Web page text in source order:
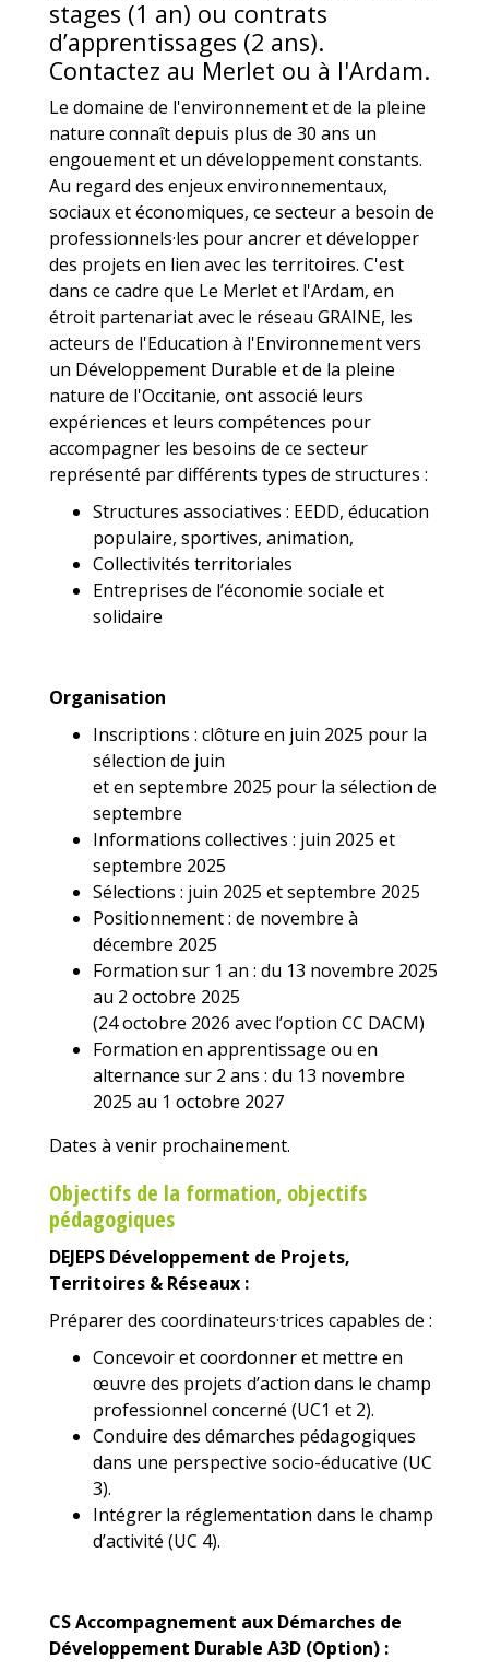
stages (1 an) ou contrats
d’apprentissages (2 ans).
Contactez au Merlet ou à l'Ardam.
Le domaine de l'environnement et de la pleine
nature connaît depuis plus de 30 ans un
engouement et un développement constants.
Au regard des enjeux environnementaux,
sociaux et économiques, ce secteur a besoin de
professionnels·les pour ancrer et développer
des projets en lien avec les territoires. C'est
dans ce cadre que Le Merlet et l'Ardam, en
étroit partenariat avec le réseau GRAINE, les
acteurs de l'Education à l'Environnement vers
un Développement Durable et de la pleine
nature de l'Occitanie, ont associé leurs
expériences et leurs compétences pour
accompagner les besoins de ce secteur
représenté par différents types de structures :
Structures associatives : EEDD, éducation
populaire, sportives, animation,
Collectivités territoriales
Entreprises de l’économie sociale et
solidaire
Organisation
Inscriptions : clôture en juin 2025 pour la
sélection de juin
et en septembre 2025 pour la sélection de
septembre
Informations collectives : juin 2025 et
septembre 2025
Sélections : juin 2025 et septembre 2025
Positionnement : de novembre à
décembre 2025
Formation sur 1 an : du 13 novembre 2025
au 2 octobre 2025
(24 octobre 2026 avec l’option CC DACM)
Formation en apprentissage ou en
alternance sur 2 ans : du 13 novembre
2025 au 1 octobre 2027
Dates à venir prochainement.
Objectifs de la formation, objectifs
pédagogiques
DEJEPS Développement de Projets,
Territoires & Réseaux :
Préparer des coordinateurs·trices capables de :
Concevoir et coordonner et mettre en
œuvre des projets d’action dans le champ
professionnel concerné (UC1 et 2).
Conduire des démarches pédagogiques
dans une perspective socio-éducative (UC
3).
Intégrer la réglementation dans le champ
d’activité (UC 4).
CS Accompagnement aux Démarches de
Développement Durable A3D (Option) :